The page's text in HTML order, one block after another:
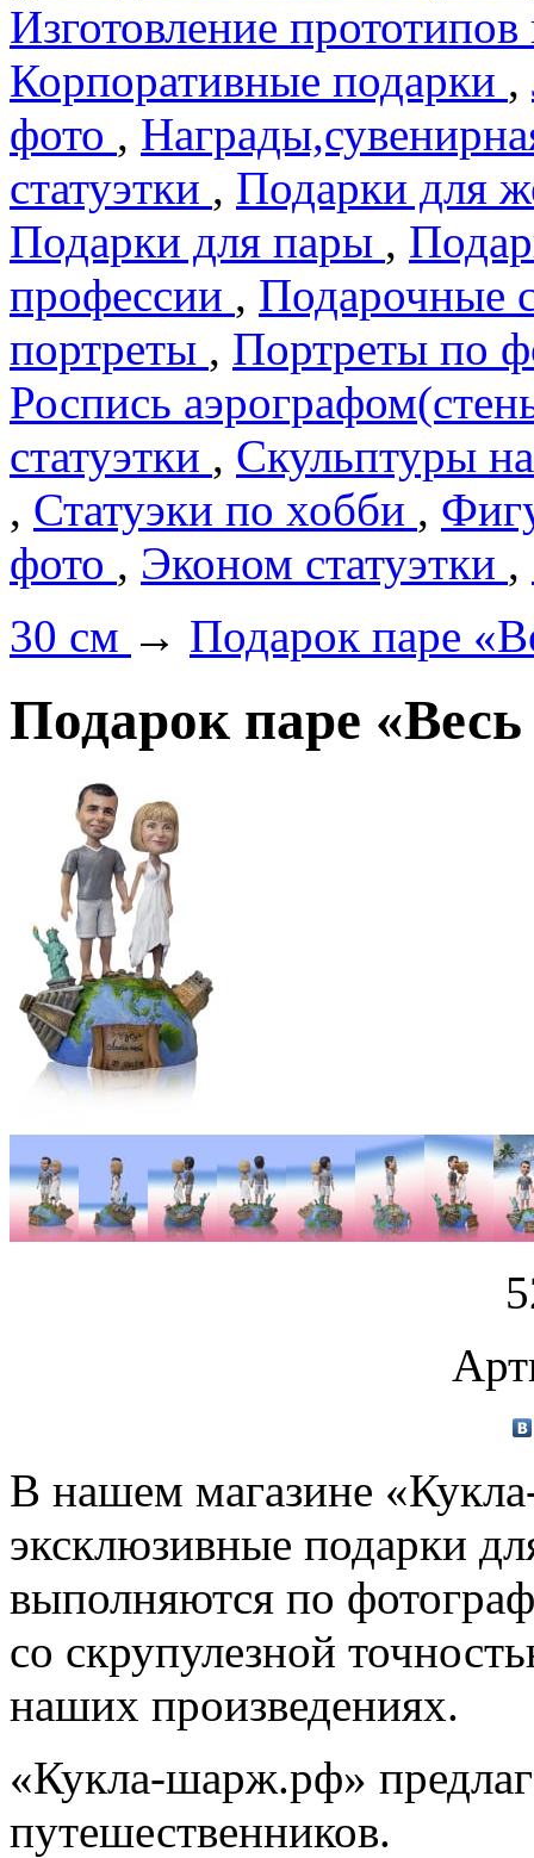
Изготовление
Корпоративные подарки ,
фото ,
статуэтки , Подарки для
Подарки для пары ,
профеcсии , Подарочные
портреты , Портреты по
Роспись
статуэтки , Скульптуры
, Статуэки по хобби ,
фото , Эконом статуэтки ,
30 см → Подарок паре
Подарок паре
В нашем магазине
эксклюзивные подарки
выполняются по
со скрупулезной
наших произведениях.
«Кукла-шарж.рф»
путешественников.